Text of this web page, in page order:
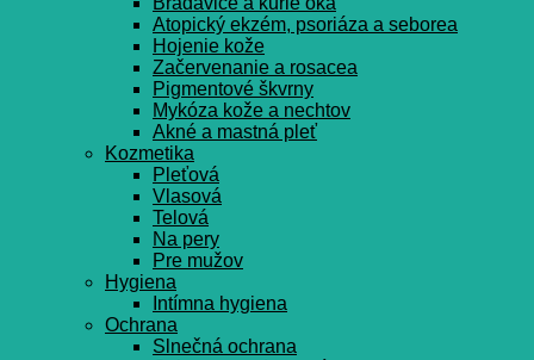
Atopický ekzém, psoriáza a seborea
Hojenie kože
Začervenanie a rosacea
Pigmentové škvrny
Mykóza kože a nechtov
Akné a mastná pleť
Kozmetika
Pleťová
Vlasová
Telová
Na pery
Pre mužov
Hygiena
Intímna hygiena
Ochrana
Slnečná ochrana